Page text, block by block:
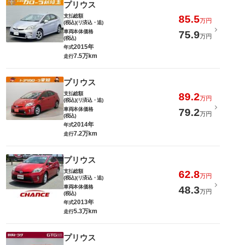
プリウス
支払総額
(税込)(リ済込・追)
85.5万円
車両本体価格
(税込)
75.9万円
年式2015年
走行7.5万km
プリウス
支払総額
(税込)(リ済込・追)
89.2万円
車両本体価格
(税込)
79.2万円
年式2014年
走行7.2万km
プリウス
支払総額
(税込)(リ済込・追)
62.8万円
車両本体価格
(税込)
48.3万円
年式2013年
走行5.3万km
プリウス